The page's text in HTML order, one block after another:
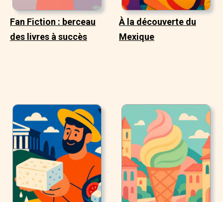
Fan Fiction : berceau
des livres à succès
À la découverte du
Mexique